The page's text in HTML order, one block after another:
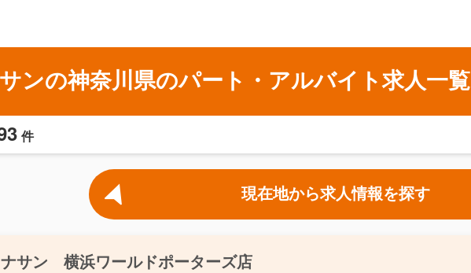
ンの神奈川県のパート・アルバイト求人一覧
件
現在地から求人情報を探す
サン 横浜ワールドポーターズ店